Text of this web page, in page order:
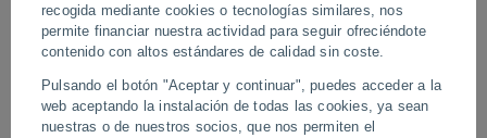
recogida mediante cookies o tecnologías similares, nos
permite financiar nuestra actividad para seguir ofreciéndote
contenido con altos estándares de calidad sin coste.
Pulsando el botón "Aceptar y continuar", puedes acceder a la
web aceptando la instalación de todas las cookies, ya sean
nuestras o de nuestros socios, que nos permiten el
Las lluvias torrenciales provocan
graves inundaciones en varias
regiones de China